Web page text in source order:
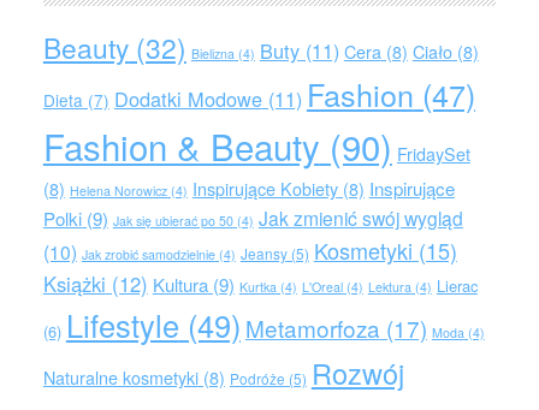
Beauty(32) Bielizna(4) Buty(11) Cera(8) Ciało(8)
Dieta(7) Dodatki Modowe(11) Fashion (47)
Fashion & Beauty (90) FridaySet
(8) Helena Norowicz(4) Inspirujące Kobiety(8) Inspirujące
Polki(9) Jak się ubierać po 50(4) Jak zmienić swój wygląd
(10) Jak zrobić samodzielnie(4) Jeansy(5) Kosmetyki (15)
Książki (12) Kultura(9) Kurtka(4) L'Oreal(4) Lektura(4) Lierac
(6) Lifestyle (49) Metamorfoza (17) Moda(4)
Naturalne kosmetyki(8) Podróże (5) Rozwój